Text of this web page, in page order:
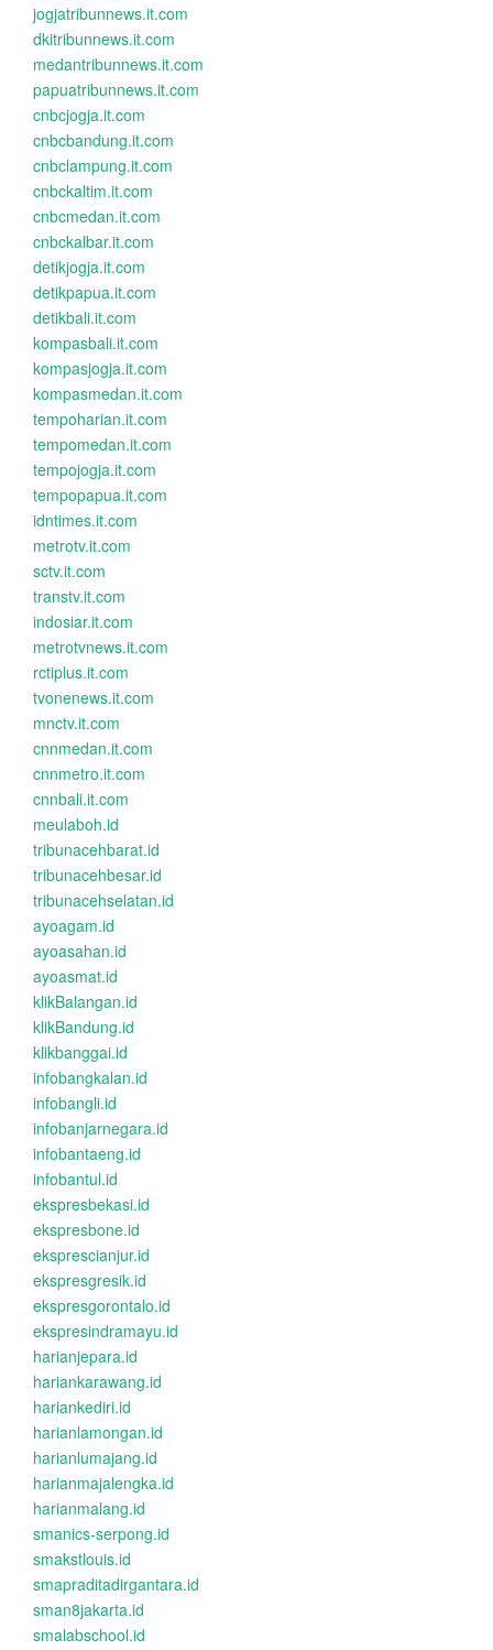
jogjatribunnews.it.com
dkitribunnews.it.com
medantribunnews.it.com
papuatribunnews.it.com
cnbcjogja.it.com
cnbcbandung.it.com
cnbclampung.it.com
cnbckaltim.it.com
cnbcmedan.it.com
cnbckalbar.it.com
detikjogja.it.com
detikpapua.it.com
detikbali.it.com
kompasbali.it.com
kompasjogja.it.com
kompasmedan.it.com
tempoharian.it.com
tempomedan.it.com
tempojogja.it.com
tempopapua.it.com
idntimes.it.com
metrotv.it.com
sctv.it.com
transtv.it.com
indosiar.it.com
metrotvnews.it.com
rctiplus.it.com
tvonenews.it.com
mnctv.it.com
cnnmedan.it.com
cnnmetro.it.com
cnnbali.it.com
meulaboh.id
tribunacehbarat.id
tribunacehbesar.id
tribunacehselatan.id
ayoagam.id
ayoasahan.id
ayoasmat.id
klikBalangan.id
klikBandung.id
klikbanggai.id
infobangkalan.id
infobangli.id
infobanjarnegara.id
infobantaeng.id
infobantul.id
ekspresbekasi.id
ekspresbone.id
eksprescianjur.id
ekspresgresik.id
ekspresgorontalo.id
ekspresindramayu.id
harianjepara.id
hariankarawang.id
hariankediri.id
harianlamongan.id
harianlumajang.id
harianmajalengka.id
harianmalang.id
smanics-serpong.id
smakstlouis.id
smapraditadirgantara.id
sman8jakarta.id
smalabschool.id